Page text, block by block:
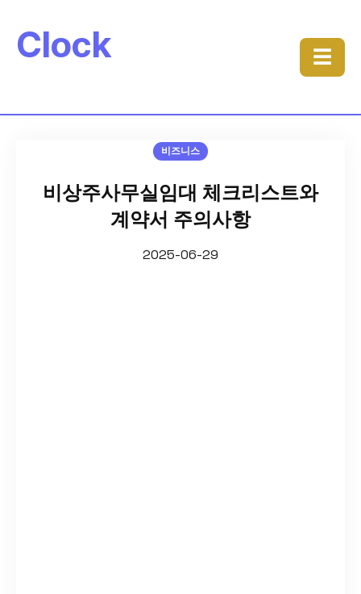
Clock ☰
비즈니스
비상주사무실임대 체크리스트와
계약서 주의사항
2025-06-29